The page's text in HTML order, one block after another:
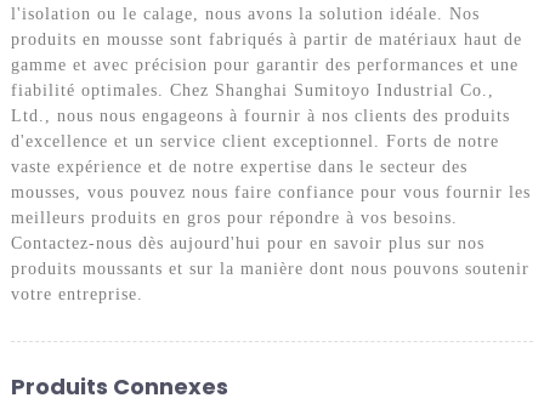
l'isolation ou le calage, nous avons la solution idéale. Nos
produits en mousse sont fabriqués à partir de matériaux haut de
gamme et avec précision pour garantir des performances et une
fiabilité optimales. Chez Shanghai Sumitoyo Industrial Co.,
Ltd., nous nous engageons à fournir à nos clients des produits
d'excellence et un service client exceptionnel. Forts de notre
vaste expérience et de notre expertise dans le secteur des
mousses, vous pouvez nous faire confiance pour vous fournir les
meilleurs produits en gros pour répondre à vos besoins.
Contactez-nous dès aujourd'hui pour en savoir plus sur nos
produits moussants et sur la manière dont nous pouvons soutenir
votre entreprise.
Produits Connexes